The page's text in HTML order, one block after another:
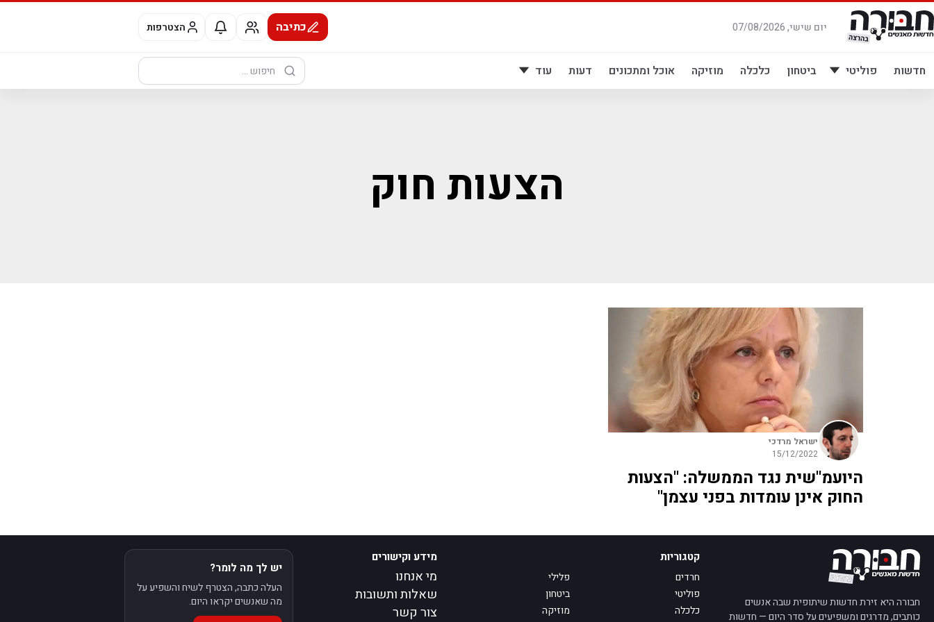
דלג
לתוכן
יום שישי, 07/08/2026 כתיבה הצטרפות
חדשות פוליטי ביטחון כלכלה מוזיקה אוכל ומתכונים דעות עוד
חיפוש:
הצעות חוק
ישראל מרדכי
15/12/2022
היועמ"שית נגד הממשלה: "הצעות
החוק אינן עומדות בפני עצמן"
חבורה היא זירת חדשות שיתופית שבה אנשים
כותבים, מדרגים ומשפיעים על סדר היום — חדשות
קטגוריות
חרדים
פלילי
פוליטי
ביטחון
כלכלה
מוזיקה
מידע וקישורים
מי אנחנו
שאלות ותשובות
צור קשר
יש לך מה לומר?
העלה כתבה, הצטרף לשיח והשפיע על
מה שאנשים יקראו היום.